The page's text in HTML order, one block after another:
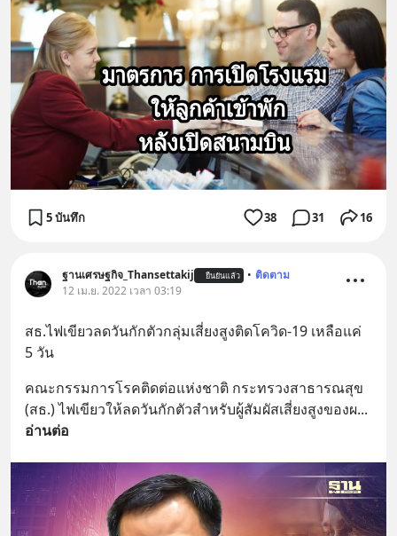
5 บันทึก 38 31 16
ฐานเศรษฐกิจ_Thansettakij ยืนยันแล้ว • ติดตาม
12 เม.ย. 2022 เวลา 03:19
สธ.ไฟเขียวลดวันกักตัวกลุ่มเสี่ยงสูงติดโควิด-19 เหลือแค่
5 วัน
คณะกรรมการโรคติดต่อแห่งชาติ กระทรวงสาธารณสุข
(สธ.) ไฟเขียวให้ลดวันกักตัวสำหรับผู้สัมผัสเสี่ยงสูงของผ
อ่านต่อ